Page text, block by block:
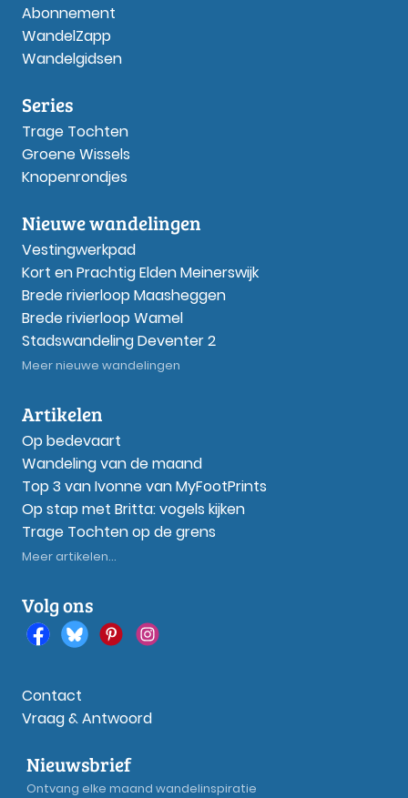
Abonnement
WandelZapp
Wandelgidsen
Series
Trage Tochten
Groene Wissels
Knopenrondjes
Nieuwe wandelingen
Vestingwerkpad
Kort en Prachtig Elden Meinerswijk
Brede rivierloop Maasheggen
Brede rivierloop Wamel
Stadswandeling Deventer 2
Meer nieuwe wandelingen
Artikelen
Op bedevaart
Wandeling van de maand
Top 3 van Ivonne van MyFootPrints
Op stap met Britta: vogels kijken
Trage Tochten op de grens
Meer artikelen...
Volg ons
Contact
Vraag & Antwoord
Nieuwsbrief
Ontvang elke maand wandelinspiratie